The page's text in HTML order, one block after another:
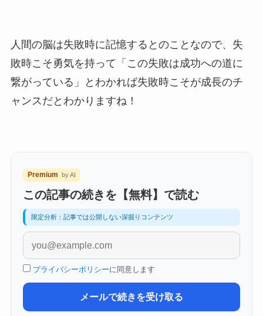
人間の脳は失敗時に記憶するとのことなので、失
敗時こそ勇気を持って「この失敗は成功への道に
繋がっている」とわかれば失敗時こそが成長のチ
ャンスだとわかりますね！
Premium by AI
この記事の続きを【無料】で読む
限定分析：記事では公開しない深掘りコンテンツ
プライバシーポリシーに同意します
メールで続きを受け取る